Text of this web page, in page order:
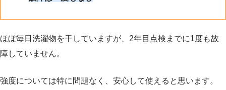
ほぼ毎日洗濯物を干していますが、2年目点検までに1度も故
障していません。
強度については特に問題なく、安心して使えると思います。